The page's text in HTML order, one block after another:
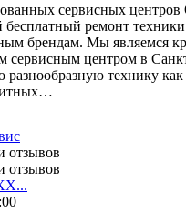
сервисных центров
бесплатный ремонт
брендам. Мы являемся
сервисным центром в
технику
отзывов
отзывов